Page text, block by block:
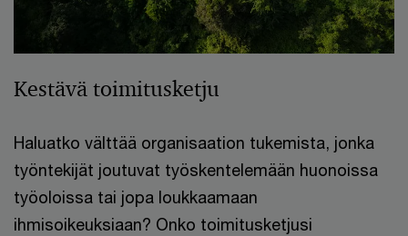
Kestävä toimitusketju
Haluatko välttää organisaation tukemista, jonka
työntekijät joutuvat työskentelemään huonoissa
työoloissa tai jopa loukkaamaan
ihmisoikeuksiaan? Onko toimitusketjusi